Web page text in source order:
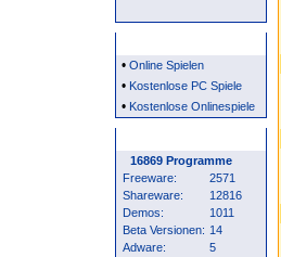
• Online Spielen
• Kostenlose PC Spiele
• Kostenlose Onlinespiele
16869 Programme
Freeware:
2571
Shareware:
12816
Demos:
1011
Beta Versionen: 14
Adware:
5